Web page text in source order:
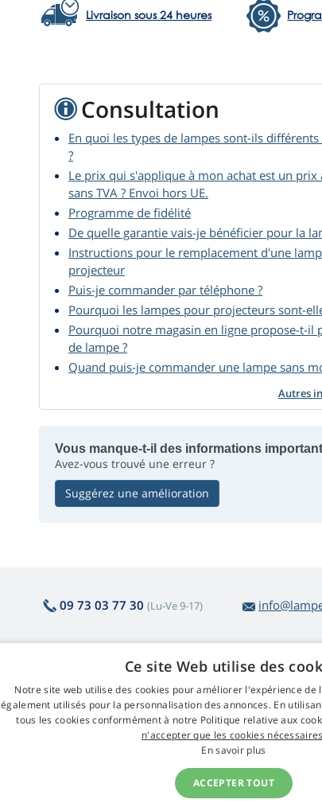
Livraison sous 24 heures
Consultation
En quoi les types de lampes sont-ils
?
Le prix qui s'applique à mon achat est un prix
sans TVA ? Envoi hors UE.
Programme de fidélité
De quelle garantie vais-je bénéficier pour la
Instructions pour le remplacement d'une
projecteur
Puis-je commander par téléphone ?
Pourquoi les lampes pour projecteurs sont-
Pourquoi notre magasin en ligne propose-t-il
de lampe ?
Quand puis-je commander une lampe sans
Autres
Vous manque-t-il des informations
Avez-vous trouvé une erreur ?
Suggérez une amélioration
09 73 03 77 30 (Lu-Ve 9-17)
Sur l'achat des lampes
Retour et réclamation
Retour facile d'articles
Conditions générales de vente
Web Retail
Contact
GDPR
Ce site Web utilise des
Notre site web utilise des cookies pour améliorer l'expérience de
également utilisés pour la personnalisation des annonces. En
tous les cookies conformément à notre Politique relative aux
n'accepter que les cookies
En savoir plus
ACCEPTER TOUT